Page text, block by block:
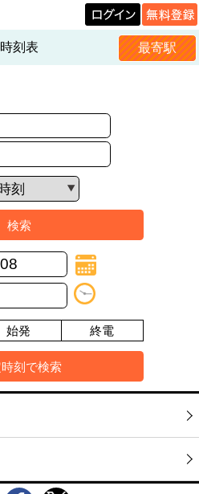
時刻表 最寄駅
始発 終電